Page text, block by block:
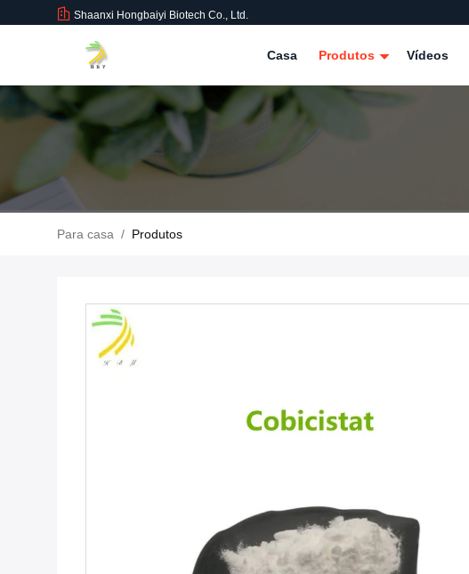
Shaanxi Hongbaiyi Biotech Co., Ltd.
Casa Produtos Vídeos
Para casa / Produtos